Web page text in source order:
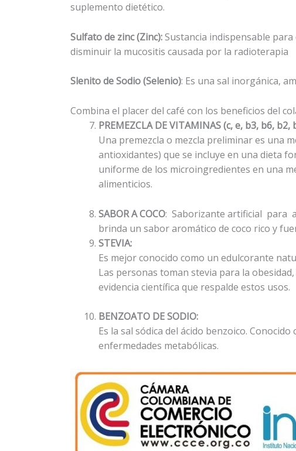
suplemento dietético.
Sulfato de zinc (Zinc):Sustancia indispensable
disminuir la mucositis causada por la radioterapia
Slenito de Sodio (Selenio): Es una sal inorgánica,
Combina el placer del café con los beneficios del
PREMEZCLA DE VITAMINAS (c, e, b3, b6, b2,
Una premezcla o mezcla preliminar es una
antioxidantes) que se incluye en una dieta
uniforme de los microingredientes en una
alimenticios.
SABOR A COCO: Saborizante artificial para
brinda un sabor aromático de coco rico y
STEVIA:
Es mejor conocido como un edulcorante
Las personas toman stevia para la
evidencia científica que respalde estos usos.
BENZOATO DE SODIO:
Es la sal sódica del ácido benzoico.
enfermedades metabólicas.